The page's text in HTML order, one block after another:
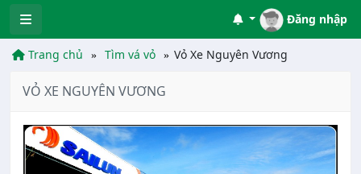
Đăng nhập
Trang chủ Tìm vá vỏ Vỏ Xe Nguyên Vương
VỎ XE NGUYÊN VƯƠNG